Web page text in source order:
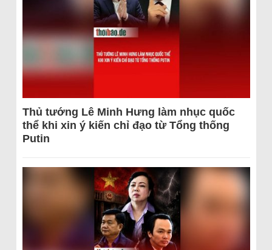
Thủ tướng Lê Minh Hưng làm nhục quốc
thể khi xin ý kiến chỉ đạo từ Tổng thống
Putin